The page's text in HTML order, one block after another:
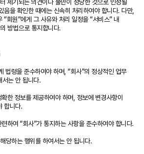
제기되는 의견이나 불만이 정당한 것으로 인정될
음을 확인한 때에는 신속히 처리하여야 합니다. 다만,
“회원”에게 그 사유와 처리 일정을 “서비스” 내
방법으로 통지합니다.
법령을 준수하여야 하며, “회사”의 정상적인 업무
서는 안 됩니다.
한 정보를 제공하여야 하며, 정보에 변경사항이
합니다.
하여 “회사”가 통지하는 사항을 준수하여야 합니다.
당하는 행위를 하여서는 안 됩니다.